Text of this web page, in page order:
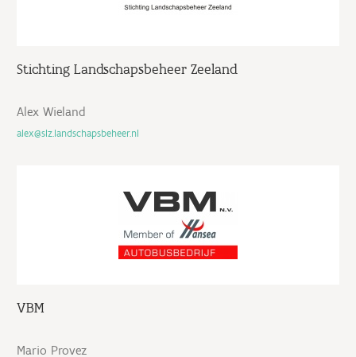
Stichting Landschapsbeheer Zeeland
Alex Wieland
alex@slz.landschapsbeheer.nl
VBM
Mario Provez